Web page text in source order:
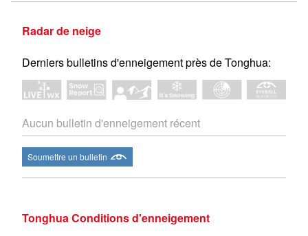
Radar de neige
Derniers bulletins d'enneigement près de Tonghua:
Aucun bulletin d'enneigement récent
Soumettre un bulletin
Tonghua Conditions d'enneigement